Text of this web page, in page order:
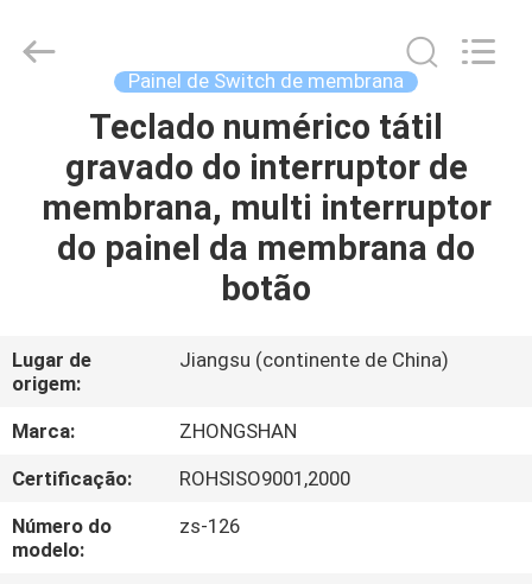
PRODUTOS
VÍDEOS
SOBRE
NÓS
EXCURSÃO
DA
FÁBRICA
Membrane
Switch
Painel de Switch de membrana
Teclado numérico tátil
gravado do interruptor de
membrana, multi interruptor
do painel da membrana do
botão
Lugar de
origem:
Jiangsu (continente de China)
Marca:
ZHONGSHAN
Certificação:
ROHSISO9001,2000
Número do
modelo:
zs-126